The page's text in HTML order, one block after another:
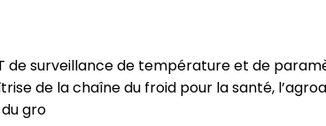
de surveillance de température et de
de la chaîne du froid pour la santé,
gro